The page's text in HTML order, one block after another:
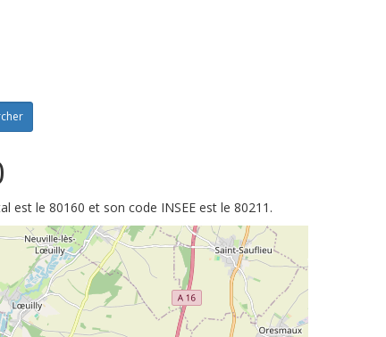
est le 80160 et son code INSEE est le 80211.